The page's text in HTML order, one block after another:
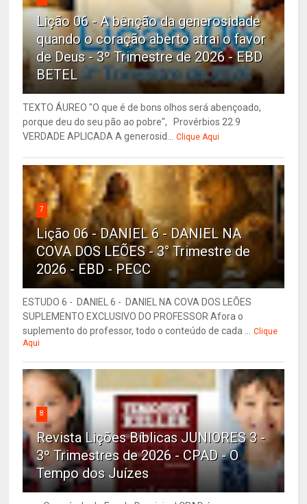
Lição 06 - A bênção da generosidade
quando o coração aberto atrai o favor
de Deus - 3º Trimestre de 2026 - EBD
BETEL
TEXTO ÁUREO "O que é de bons olhos será abençoado,
porque deu do seu pão ao pobre", Provérbios 22.9
VERDADE APLICADA A generosid... Clique Aqui
7
Lição 06 - DANIEL 6 - DANIEL NA
COVA DOS LEÕES - 3° Trimestre de
2026 - EBD - PECC
ESTUDO 6 - DANIEL 6 - DANIEL NA COVA DOS LEÕES
SUPLEMENTO EXCLUSIVO DO PROFESSOR Afora o
suplemento do professor, todo o conteúdo de cada ... Clique
Aqui
8
Revista Lições Bíblicas JUNIORES 3 -
3º Trimestres de 2026 - CPAD - O
Tempo dos Juízes